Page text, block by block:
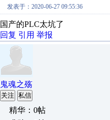
发表于：2020-06-27 09:55:36
国产的PLC太坑了
回复 引用 举报
鬼魂之殇
关注 私信
精华：0帖